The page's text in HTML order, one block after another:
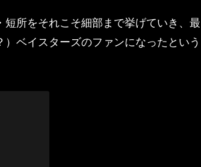
所をそれこそ細部まで挙げていき、最
ベイスターズのファンになったという